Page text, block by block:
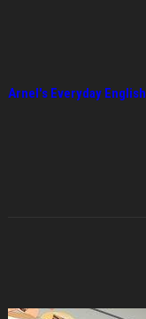
Arnel's Everyday English